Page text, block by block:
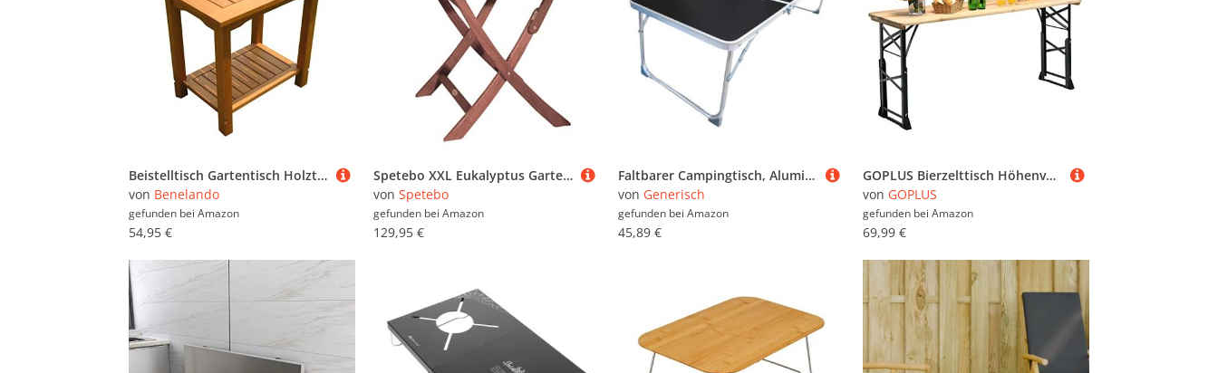
Beistelltisch Gartentisch Holztisch Grilltisch Klapptisch Balkon Tisch Garten
von Benelando
gefunden bei Amazon
54,95 €
Spetebo XXL Eukalyptus Gartentisch Stockholm rund - 90 x 73 cm - Großer Klapptisch aus FSC Massiv Holz geölt - Balkontisch Bistrotisch Beistelltisch Campingtisch Garten Esstisch
von Spetebo
gefunden bei Amazon
129,95 €
Faltbarer Campingtisch, Aluminiumlegierung, tragbarer Klapptisch, Outdoor-Schreibtisch mit Griffen, Camping-Zubehör für Angeln, Reisen, Zuhause, Terrasse, Versammlungen, Park, Garten, Abenteuer, Rasen
von Generisch
gefunden bei Amazon
45,89 €
GOPLUS Bierzelttisch Höhenverstellbar, 168,5 cm Biertisch aus Holz, mit Schirmloch, Partytisch, Pickniktisch, Klapptisch, Stehtisch für Garten, Party, Nautur & Schwarz
von GOPLUS
gefunden bei Amazon
69,99 €